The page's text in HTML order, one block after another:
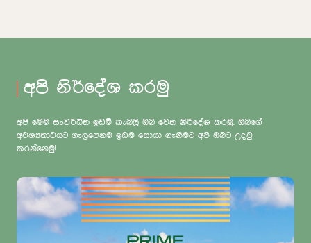
අපි නිර්දේශ කරමු
අපි මෙම සංවර්ධිත ඉඩම් කැබලි ඔබ වෙත නිර්දේශ කරමු. ඔබගේ
අවශ්‍යතාවයට ගැලපෙනම ඉඩම සොයා ගැනීමට අපි ඔබට උදවු
කරන්නෙමු!